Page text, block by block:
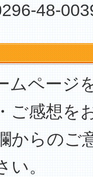
48-
ムページ
ご感想を
からのご
い。